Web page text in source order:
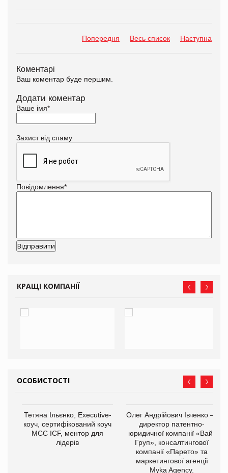
Попередня Весь список Наступна
Коментарі
Ваш коментар буде першим.
Додати коментар
Ваше імя*
Захист від спаму
Повідомлення*
КРАЩІ КОМПАНІЇ
ОСОБИСТОСТІ
Тетяна Ільєнко, Executive-
коуч, сертифікований коуч
МСС ICF, ментор для
лідерів
Олег Андрійович Івченко —
директор патентно-
юридичної компанії «Вайз
Груп», консалтингової
компанії «Парето» та
маркетингової агенції
Myka Agency.